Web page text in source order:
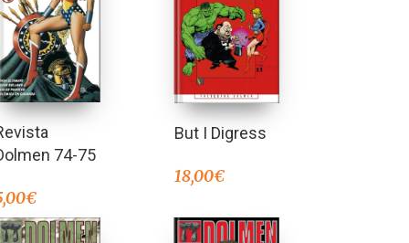
74-75
€
But I Digress
18,00€